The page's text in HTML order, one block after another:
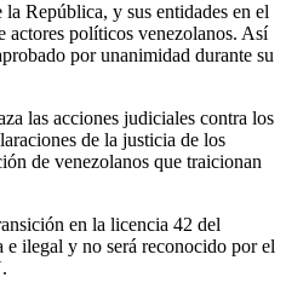
República, y sus entidades en el
actores políticos venezolanos. Así
por unanimidad durante su
las acciones judiciales contra los
de la justicia de los
de venezolanos que traicionan
en la licencia 42 del
e ilegal y no será reconocido por el